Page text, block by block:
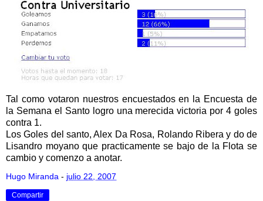
Tal como votaron nuestros encuestados en la Encuesta de
la Semana el Santo logro una merecida victoria por 4 goles
contra 1.
Los Goles del santo, Alex Da Rosa, Rolando Ribera y do de
Lisandro moyano que practicamente se bajo de la Flota se
cambio y comenzo a anotar.
Hugo Miranda - julio 22, 2007
Compartir